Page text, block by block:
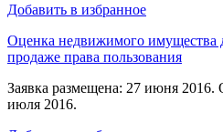
Добавить в избранное
Оценка недвижимого имущества
продаже права пользования
Заявка размещена: 27 июня 2016.
июля 2016.